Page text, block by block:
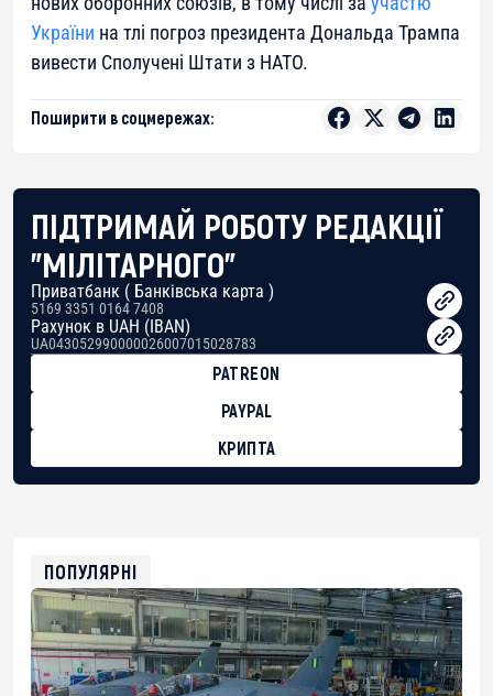
України на тлі погроз президента Дональда Трампа
вивести Сполучені Штати з НАТО.
Поширити в соцмережах:
ПІДТРИМАЙ РОБОТУ РЕДАКЦІЇ
"МІЛІТАРНОГО"
Приватбанк ( Банківська карта )
5169 3351 0164 7408
Рахунок в UAH (IBAN)
UA043052990000026007015028783
PATREON
PAYPAL
КРИПТА
0xfD02863D3289416fcF50975c9DFda13623f97758
ПОПУЛЯРНІ